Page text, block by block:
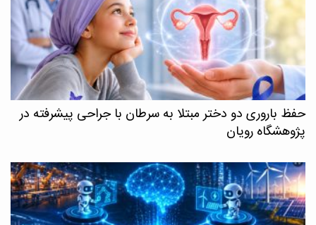
حفظ باروری دو دختر مبتلا به سرطان با جراحی پیشرفته در
پژوهشگاه رویان